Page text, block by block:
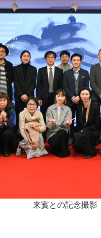
来賓との記念撮影